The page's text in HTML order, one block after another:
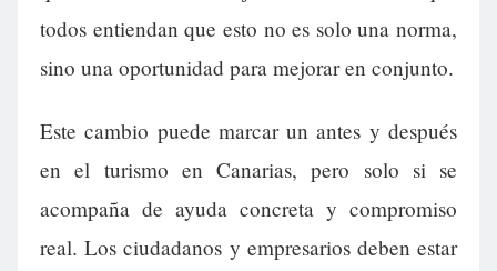
todos entiendan que esto no es solo una norma,
sino una oportunidad para mejorar en conjunto.
Este cambio puede marcar un antes y después
en el turismo en Canarias, pero solo si se
acompaña de ayuda concreta y compromiso
real. Los ciudadanos y empresarios deben estar